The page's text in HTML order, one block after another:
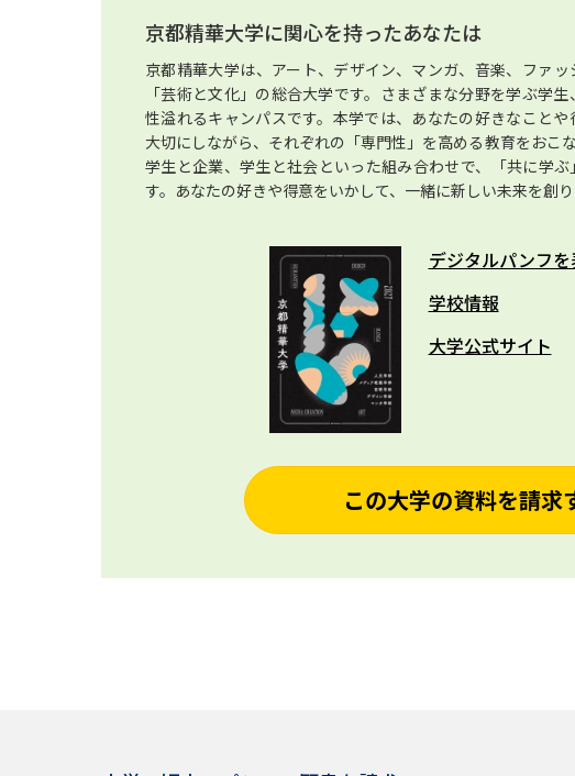
京都精華大学に関心を持ったあなたは
京都精華大学は、アート、デザイン、マンガ、音楽、ファ
「芸術と文化」の総合大学です。さまざまな分野を学ぶ学
性溢れるキャンパスです。本学では、あなたの好きなこと
大切にしながら、それぞれの「専門性」を高める教育をおこ
学生と企業、学生と社会といった組み合わせで、「共に学
す。あなたの好きや得意をいかして、一緒に新しい未来を創
デジタルパンフ
学校情報
大学公式サイト
この大学の資料を請求